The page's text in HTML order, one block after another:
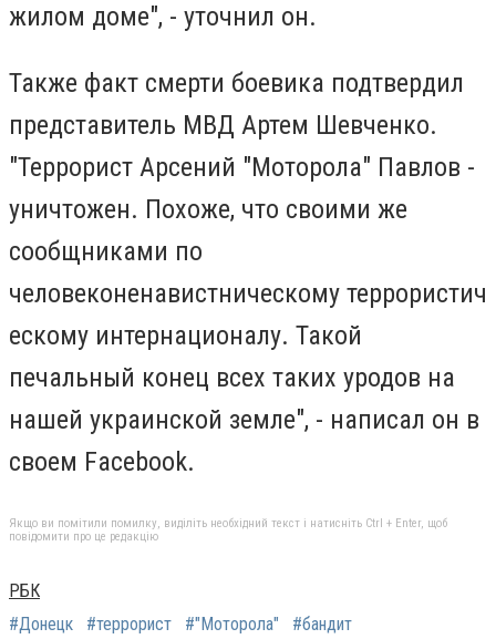
жилом доме", - уточнил он.
Также факт смерти боевика подтвердил
представитель МВД Артем Шевченко.
"Террорист Арсений "Моторола" Павлов -
уничтожен. Похоже, что своими же
сообщниками по
человеконенавистническому террористич
ескому интернационалу. Такой
печальный конец всех таких уродов на
нашей украинской земле", - написал он в
своем Facebook.
Якщо ви помітили помилку, виділіть необхідний текст і натисніть Ctrl + Enter, щоб
повідомити про це редакцію
РБК
#Донецк
#террорист #"Моторола" #бандит